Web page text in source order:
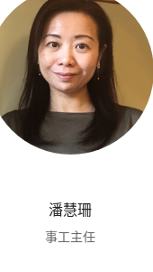
潘慧珊
事工主任